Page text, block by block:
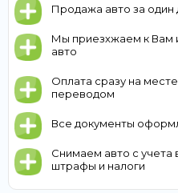
Продажа авто за один
Мы приезхжаем к Вам
авто
Оплата сразу на
переводом
Все документы
Снимаем авто с учета
штрафы и налоги